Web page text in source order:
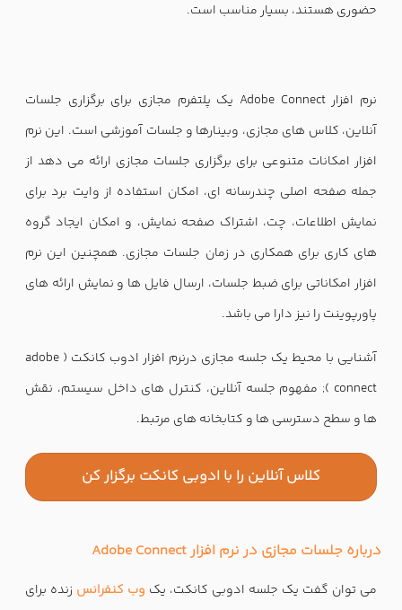
حضوری هستند، بسیار مناسب است.
نرم افزار Adobe Connect یک پلتفرم مجازی برای برگزاری جلسات
آنلاین، کلاس های مجازی، وبینارها و جلسات آموزشی است. این نرم
افزار امکانات متنوعی برای برگزاری جلسات مجازی ارائه می دهد از
جمله صفحه اصلی چندرسانه ای، امکان استفاده از وایت برد برای
نمایش اطلاعات، چت، اشتراک صفحه نمایش، و امکان ایجاد گروه
های کاری برای همکاری در زمان جلسات مجازی. همچنین این نرم
افزار امکاناتی برای ضبط جلسات، ارسال فایل ها و نمایش ارائه های
پاورپوینت را نیز دارا می باشد.
آشنایی با محیط یک جلسه مجازی درنرم افزار ادوب کانکت ( adobe
connect ); مفهوم جلسه آنلاین، کنترل های داخل سیستم، نقش
ها و سطح دسترسی ها و کتابخانه های مرتبط.
کلاس آنلاین را با ادوبی کانکت برگزار کن
درباره جلسات مجازی در نرم افزار Adobe Connect
می توان گفت یک جلسه ادوبی کانکت، یک وب کنفرانس زنده برای